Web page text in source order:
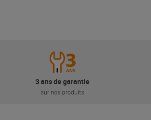
3 ans de garantie
sur nos produits